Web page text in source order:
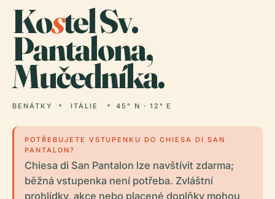
Kostel Sv.
Pantalona,
Mučedníka.
BENÁTKY ITÁLIE 45° N · 12° E
POTŘEBUJETE VSTUPENKU DO CHIESA DI SAN
PANTALON?
Chiesa di San Pantalon lze navštívit zdarma;
běžná vstupenka není potřeba. Zvláštní
prohlídky, akce nebo placené doplňky mohou